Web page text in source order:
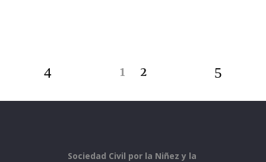
1 2
Sociedad Civil por la Niñez y la